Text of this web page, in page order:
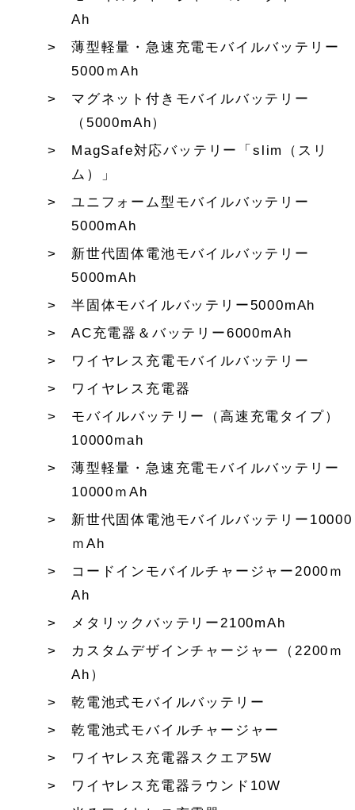
Ah
薄型軽量・急速充電モバイルバッテリー
5000ｍAh
マグネット付きモバイルバッテリー
（5000mAh）
MagSafe対応バッテリー「slim（スリ
ム）」
ユニフォーム型モバイルバッテリー
5000mAh
新世代固体電池モバイルバッテリー
5000mAh
半固体モバイルバッテリー5000mAh
AC充電器＆バッテリー6000mAh
ワイヤレス充電モバイルバッテリー
ワイヤレス充電器
モバイルバッテリー（高速充電タイプ）
10000mah
薄型軽量・急速充電モバイルバッテリー
10000ｍAh
新世代固体電池モバイルバッテリー10000
ｍAh
コードインモバイルチャージャー2000ｍ
Ah
メタリックバッテリー2100mAh
カスタムデザインチャージャー（2200ｍ
Ah）
乾電池式モバイルバッテリー
乾電池式モバイルチャージャー
ワイヤレス充電器スクエア5W
ワイヤレス充電器ラウンド10W